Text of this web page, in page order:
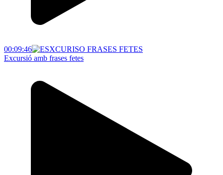
00:09:46
Excursió amb frases fetes